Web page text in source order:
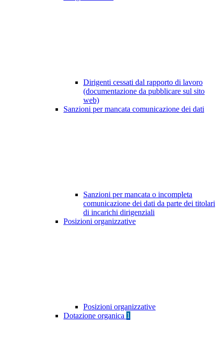
Dirigenti cessati dal rapporto di lavoro
(documentazione da pubblicare sul sito
web)
Sanzioni per mancata comunicazione dei dati
Sanzioni per mancata o incompleta
comunicazione dei dati da parte dei titolari
di incarichi dirigenziali
Posizioni organizzative
Posizioni organizzative
Dotazione organica 1